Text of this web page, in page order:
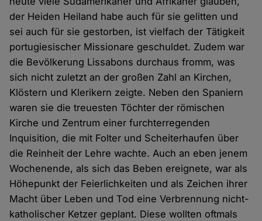
der Heiden Heiland habe auch für sie gelitten und
sei auch für sie gestorben, ist vielfach der Tätigkeit
portugiesischer Missionare geschuldet. Zudem war
die Bevölkerung Lissabons durchaus fromm, was
sich nicht zuletzt an der großen Zahl an Kirchen,
Klöstern und Klerikern zeigte. Neben den Spaniern
waren sie die treuesten Töchter der römischen
Kirche und Zentrum einer furchterregenden
Inquisition, die mit Folter und Scheiterhaufen über
die Reinheit der Lehre wachte. Auch an eben jenem
Wochenende, als sich das Beben ereignete, war als
Höhepunkt der Feierlichkeiten und als Zeichen ihrer
Macht über Leben und Tod eine Verbrennung nicht-
katholischer Ketzer geplant. Diese wollten oftmals